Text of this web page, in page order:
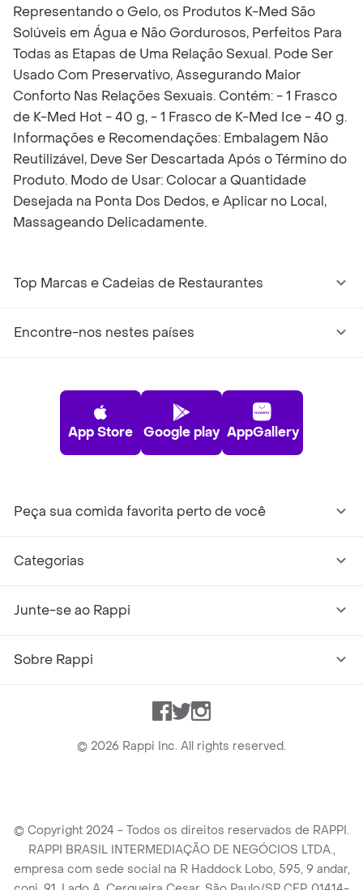
Representando o Gelo, os Produtos K-Med São
Solúveis em Água e Não Gordurosos, Perfeitos Para
Todas as Etapas de Uma Relação Sexual. Pode Ser
Usado Com Preservativo, Assegurando Maior
Conforto Nas Relações Sexuais. Contém: - 1 Frasco
de K-Med Hot - 40 g, - 1 Frasco de K-Med Ice - 40 g.
Informações e Recomendações: Embalagem Não
Reutilizável, Deve Ser Descartada Após o Término do
Produto. Modo de Usar: Colocar a Quantidade
Desejada na Ponta Dos Dedos, e Aplicar no Local,
Massageando Delicadamente.
Top Marcas e Cadeias de Restaurantes
Encontre-nos nestes países
App Store Google play AppGallery
Peça sua comida favorita perto de você
Categorias
Junte-se ao Rappi
Sobre Rappi
Facebook
TwitterInstagram
© 2026 Rappi Inc. All rights reserved.
© Copyright 2024 - Todos os direitos reservados de RAPPI.
RAPPI BRASIL INTERMEDIAÇÃO DE NEGÓCIOS LTDA.,
empresa com sede social na R Haddock Lobo, 595, 9 andar,